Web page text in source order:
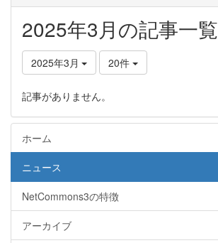
2025年3月の記事一覧
2025年3月 20件
記事がありません。
ホーム
ニュース
NetCommons3の特徴
アーカイブ